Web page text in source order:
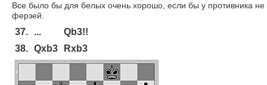
Все было бы для белых очень хорошо, если бы у противника
ферзей.
37. ...
Qb3!!
38. Qxb3 Rxb3